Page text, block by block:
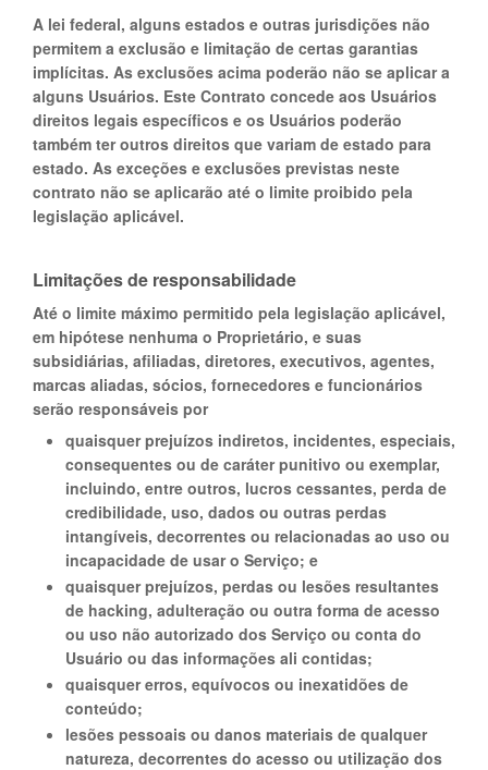
A lei federal, alguns estados e outras jurisdições não
permitem a exclusão e limitação de certas garantias
implícitas. As exclusões acima poderão não se aplicar a
alguns Usuários. Este Contrato concede aos Usuários
direitos legais específicos e os Usuários poderão
também ter outros direitos que variam de estado para
estado. As exceções e exclusões previstas neste
contrato não se aplicarão até o limite proibido pela
legislação aplicável.
Limitações de responsabilidade
Até o limite máximo permitido pela legislação aplicável,
em hipótese nenhuma o Proprietário, e suas
subsidiárias, afiliadas, diretores, executivos, agentes,
marcas aliadas, sócios, fornecedores e funcionários
serão responsáveis por
quaisquer prejuízos indiretos, incidentes, especiais,
consequentes ou de caráter punitivo ou exemplar,
incluindo, entre outros, lucros cessantes, perda de
credibilidade, uso, dados ou outras perdas
intangíveis, decorrentes ou relacionadas ao uso ou
incapacidade de usar o Serviço; e
quaisquer prejuízos, perdas ou lesões resultantes
de hacking, adulteração ou outra forma de acesso
ou uso não autorizado dos Serviço ou conta do
Usuário ou das informações ali contidas;
quaisquer erros, equívocos ou inexatidões de
conteúdo;
lesões pessoais ou danos materiais de qualquer
natureza, decorrentes do acesso ou utilização dos